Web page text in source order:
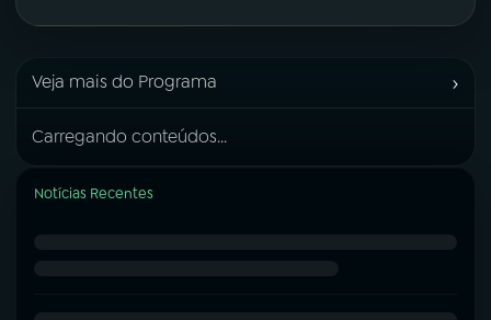
Veja mais do Programa ›
Carregando conteúdos...
Notícias Recentes